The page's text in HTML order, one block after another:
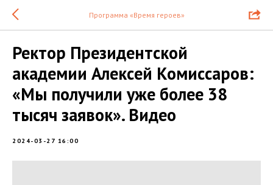
Программа «Время героев»
Ректор Президентской
академии Алексей Комиссаров:
«Мы получили уже более 38
тысяч заявок». Видео
2024-03-27 16:00